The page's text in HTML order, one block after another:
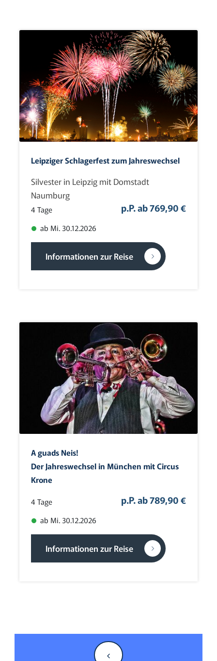
Leipziger Schlagerfest zum Jahreswechsel
Silvester in Leipzig mit Domstadt
Naumburg
4 Tage
ab Mi. 30.12.2026
p.P. ab 769,90 €
Informationen zur Reise
A guads Neis!
Der Jahreswechsel in München mit Circus
Krone
4 Tage
ab Mi. 30.12.2026
p.P. ab 789,90 €
Informationen zur Reise